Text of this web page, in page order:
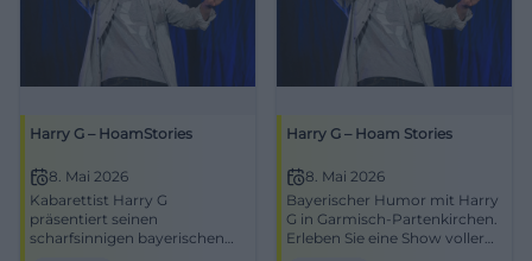
Harry G – HoamStories
8. Mai 2026
Kabarettist Harry G
präsentiert seinen
scharfsinnigen bayerischen
Harry G – Hoam Stories
8. Mai 2026
Bayerischer Humor mit Harry
G in Garmisch-Partenkirchen.
Erleben Sie eine Show voller